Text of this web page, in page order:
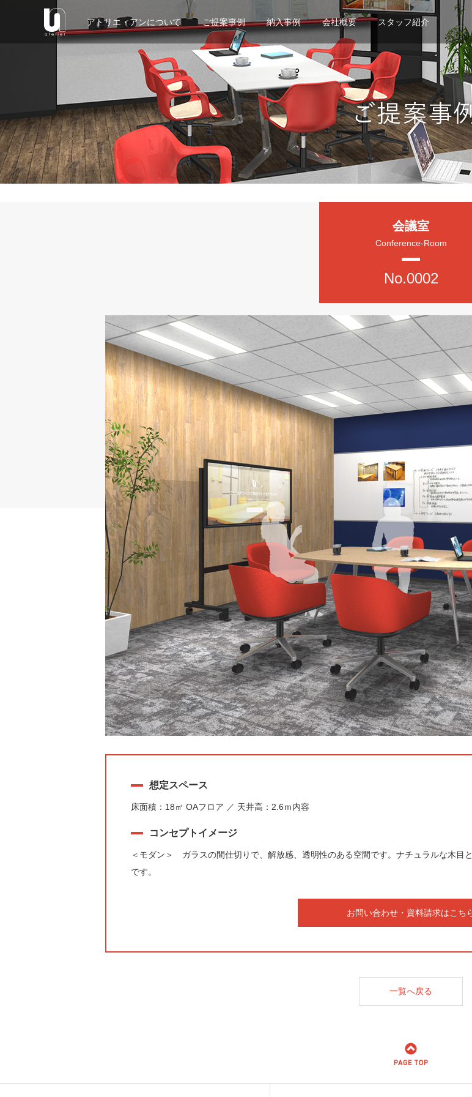
アトリエ・アンについて ご提案事例 納入事例 会社概要 スタッフ紹介
会議室
Conference-Room
No.0002
想定スペース
床面積：18㎡ OAフロア ／ 天井高：2.6ｍ内容
コンセプトイメージ
＜モダン＞ ガラスの間仕切りで、解放感、透明性のある空間です。ナチュラルな木目
です。
お問い合わせ・資料請求はこち
一覧へ戻る